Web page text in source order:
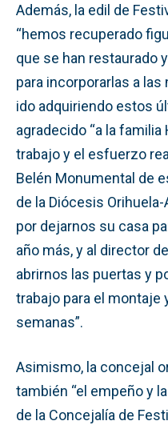
Además, la edil de
“hemos recuperado
que se han restaurado
para incorporarlas a
ido adquiriendo estos
agradecido “a la
trabajo y el esfuerzo
Belén Monumental de
de la Diócesis
por dejarnos su casa
año más, y al director
abrirnos las puertas y
trabajo para el
semanas”.
Asimismo, la concejal
también “el empeño y
de la Concejalía de